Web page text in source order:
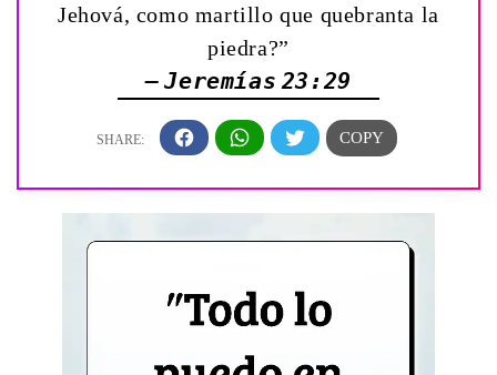
Jehová, como martillo que quebranta la
piedra?”
— Jeremías 23:29